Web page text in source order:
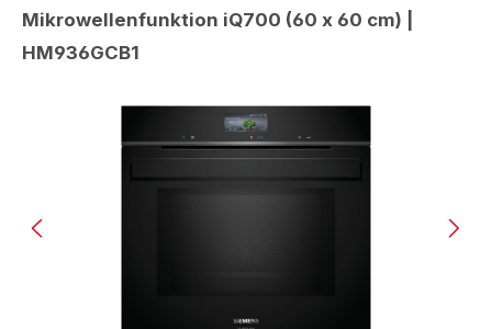
Mikrowellenfunktion iQ700 (60 x 60 cm) |
HM936GCB1